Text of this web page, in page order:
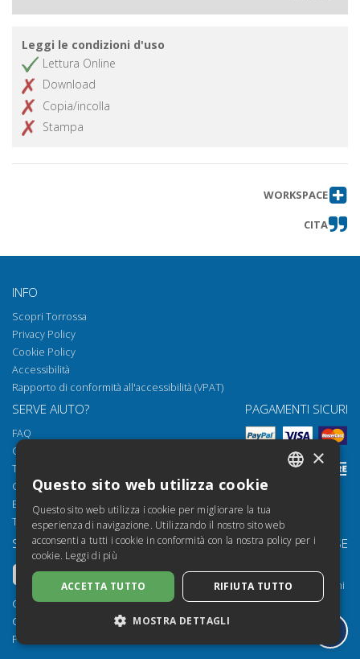
Leggi le condizioni d'uso
Lettura Online
Download
Copia/incolla
Stampa
WORKSPACE
CITA
INFO
Scopri Torrossa
Privacy Policy
Cookie Policy
Accessibilità
Rapporto di conformità all'accessibilità (VPAT)
SERVE AIUTO?
FAQ
Come aprire i nostri documenti
Torrossa Reader
Condizioni d'uso
Email:
helpdesk@torrossa.com
Tel: +39 055 5018800
PAGAMENTI SICURI
SEGUICI SU
Copyright 2000-2026
Casalini Libri
P.IVA IT03106600483
LE NOSTRE RISORSE
Torrossa per Istituzioni
Torrossa Open
FRENCH
ENGLISH
GERMAN
×
Questo sito web utilizza cookie
Questo sito web utilizza i cookie per migliorare la tua
esperienza di navigazione. Utilizzando il nostro sito web
acconsenti a tutti i cookie in conformità con la nostra policy per i
cookie. Leggi di più
ACCETTA TUTTO RIFIUTA TUTTO
MOSTRA DETTAGLI